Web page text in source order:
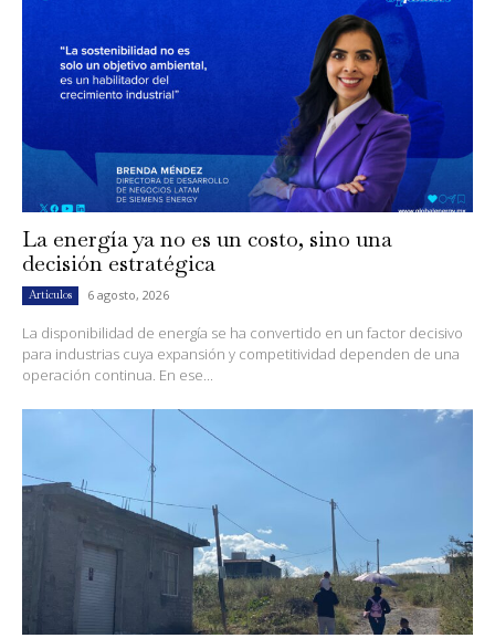
La energía ya no es un costo, sino una
decisión estratégica
Artículos 6 agosto, 2026
La disponibilidad de energía se ha convertido en un factor decisivo
para industrias cuya expansión y competitividad dependen de una
operación continua. En ese...